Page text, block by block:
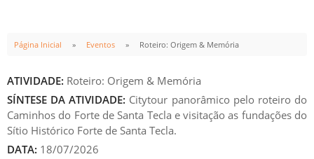
Página Inicial Eventos Roteiro: Origem & Memória
ATIVIDADE: Roteiro: Origem & Memória
SÍNTESE DA ATIVIDADE: Citytour panorâmico pelo roteiro do
Caminhos do Forte de Santa Tecla e visitação as fundações do
Sítio Histórico Forte de Santa Tecla.
DATA: 18/07/2026